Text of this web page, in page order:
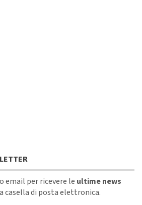
email per ricevere le ultime news
di posta elettronica.